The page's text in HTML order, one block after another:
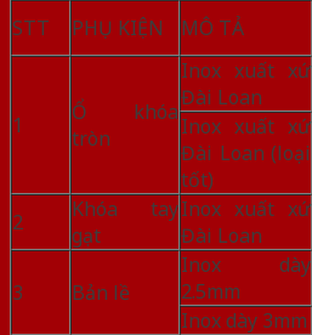
STT PHỤ KIỆN MÔ TẢ
1
Ổ khóa
tròn
Inox xuất xứ
Đài Loan
Inox xuất xứ
Đài Loan (loại
tốt)
2
Khóa tay
gạt
Inox xuất xứ
Đài Loan
3 Bản lề
Inox dày
2.5mm
Inox dày 3mm